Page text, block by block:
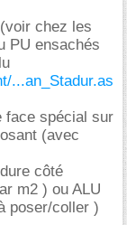
chez les
PU ensachés
...an_Stadur.as
face spécial sur
(avec
côté
m2 ) ou ALU
poser/coller )